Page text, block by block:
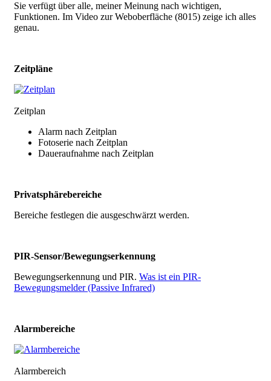
Sie verfügt über alle, meiner Meinung nach wichtigen,
Funktionen. Im Video zur Weboberfläche (8015) zeige ich alles
genau.
Zeitpläne
Zeitplan
Alarm nach Zeitplan
Fotoserie nach Zeitplan
Daueraufnahme nach Zeitplan
Privatsphärebereiche
Bereiche festlegen die ausgeschwärzt werden.
PIR-Sensor/Bewegungserkennung
Bewegungserkennung und PIR. Was ist ein PIR-
Bewegungsmelder (Passive Infrared)
Alarmbereiche
Alarmbereich